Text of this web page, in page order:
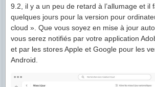
9.2, il y a un peu de retard à l’allumage et il
quelques jours pour la version pour
cloud ». Que vous soyez en mise à jour
vous serez notifiés par votre application
et par les stores Apple et Google pour les
Android.